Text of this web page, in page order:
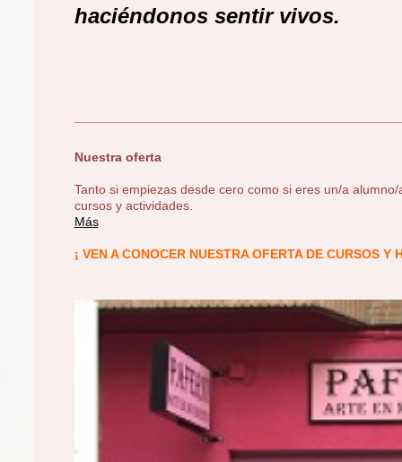
haciéndonos sentir vivos.
Nuestra oferta
Tanto si empiezas desde cero como si eres un/a
cursos y actividades.
Más
¡ VEN A CONOCER NUESTRA OFERTA DE CURSOS Y